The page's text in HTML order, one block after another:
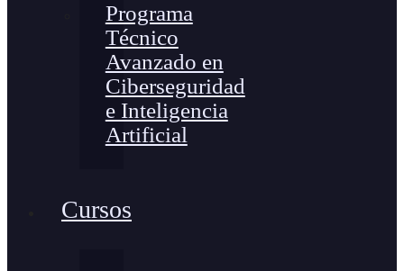
Programa
Técnico
Avanzado en
Ciberseguridad
e Inteligencia
Artificial
Cursos